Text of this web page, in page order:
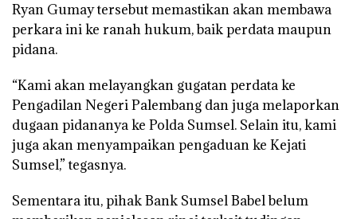
Ryan Gumay tersebut memastikan akan membawa
perkara ini ke ranah hukum, baik perdata maupun
pidana.
“Kami akan melayangkan gugatan perdata ke
Pengadilan Negeri Palembang dan juga melaporkan
dugaan pidananya ke Polda Sumsel. Selain itu, kami
juga akan menyampaikan pengaduan ke Kejati
Sumsel,” tegasnya.
Sementara itu, pihak Bank Sumsel Babel belum